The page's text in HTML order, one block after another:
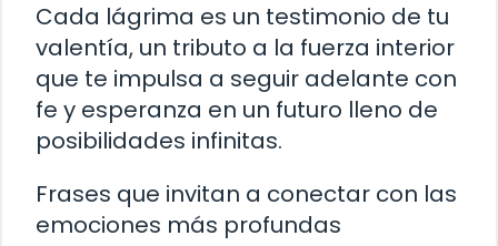
Cada lágrima es un testimonio de tu
valentía, un tributo a la fuerza interior
que te impulsa a seguir adelante con
fe y esperanza en un futuro lleno de
posibilidades infinitas.
Frases que invitan a conectar con las
emociones más profundas